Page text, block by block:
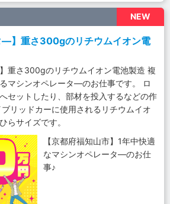
NEW
―】重さ300gのリチウムイオン電
重さ300gのリチウムイオン電池製造 複
マシンオペレータ―のお仕事です。 ロ
セットしたり、部材を投入するなどの作
リッドカーに使用されるリチウムイオ
らサイズです。
【京都府福知山市】1年中快適
なマシンオペレータ―のお仕
事♪